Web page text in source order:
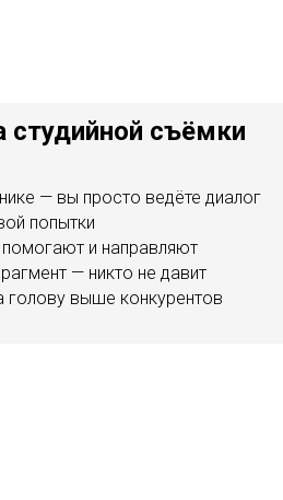
съёмки
— вы просто ведёте диалог
попытки
и направляют
— никто не давит
голову выше конкурентов